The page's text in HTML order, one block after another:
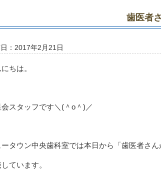
歯医者
：2017年2月21日
ちは。
スタッフです＼(＾o＾)／
ータウン中央歯科室では本日から「歯医者さ
ています。